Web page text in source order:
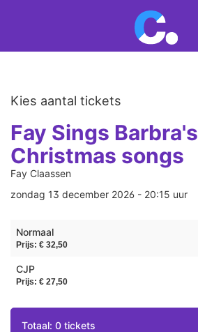
Kies aantal tickets
Fay Sings Barbra's
Christmas songs
Fay Claassen
zondag 13 december 2026 - 20:15 uur
Normaal
Prijs: € 32,50
CJP
Prijs: € 27,50
Totaal: 0 tickets